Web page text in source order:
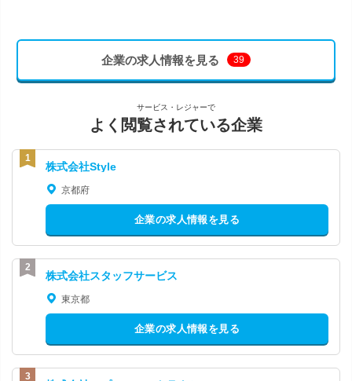
企業の求人情報を見る 39
サービス・レジャーで
よく閲覧されている企業
株式会社Style
京都府
企業の求人情報を見る
株式会社スタッフサービス
東京都
企業の求人情報を見る